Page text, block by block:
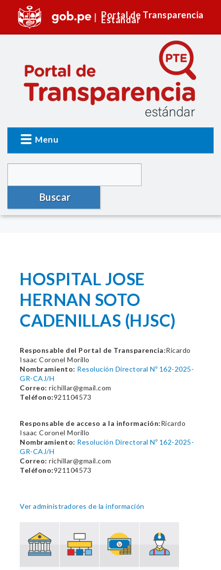
Portal de Transparencia
Estándar
Menu
Buscar
HOSPITAL JOSE
HERNAN SOTO
CADENILLAS (HJSC)
Responsable del Portal de Transparencia:Ricardo
Isaac Coronel Morillo
Nombramiento: Resolución Directoral Nº 162-2025-
GR-CAJ/H
Correo: richillar@gmail.com
Teléfono:921104573
Responsable de acceso a la información:Ricardo
Isaac Coronel Morillo
Nombramiento: Resolución Directoral Nº 162-2025-
GR-CAJ/H
Correo: richillar@gmail.com
Teléfono:921104573
Ver administradores de la información